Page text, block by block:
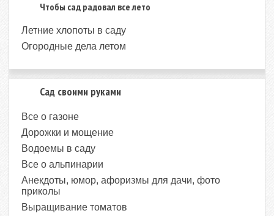
Чтобы сад радовал все лето
Летние хлопоты в саду
Огородные дела летом
Сад своими руками
Все о газоне
Дорожки и мощение
Водоемы в саду
Все о альпинарии
Анекдоты, юмор, афоризмы для дачи, фото
приколы
Выращивание томатов